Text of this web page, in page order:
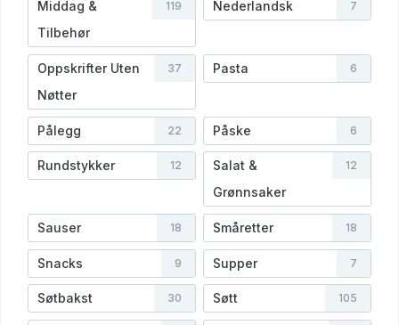
Middag &
Tilbehør
119 Nederlandsk 7
Oppskrifter Uten
Nøtter
37 Pasta 6
Pålegg 22 Påske 6
Rundstykker 12
Salat &
Grønnsaker
12
Sauser 18 Småretter 18
Snacks 9 Supper 7
Søtbakst 30 Søtt 105